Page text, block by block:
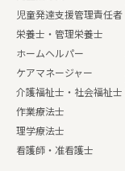
児童発達支援管理責任者
栄養士・管理栄養士
ホームヘルパー
ケアマネージャー
介護福祉士・社会福祉士
作業療法士
理学療法士
看護師・准看護士